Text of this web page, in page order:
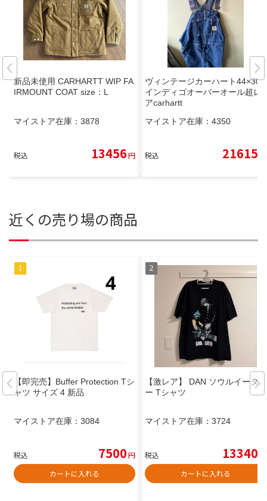
新品未使用 CARHARTT WIP FA
IRMOUNT COAT size：L
マイストア在庫： 3878
税込 13456円
ヴィンテージカーハート44×30
インディゴオーバーオール超レ
アcarhartt
マイストア在庫： 4350
税込 21615
近くの売り場の商品
【即完売】Buffer Protection Tシ
ャツ サイズ 4 新品
マイストア在庫： 3084
税込 7500円
カートに入れる
【激レア】 DAN ソウルイータ
ー Tシャツ
マイストア在庫： 3724
税込 13340
カートに入れる